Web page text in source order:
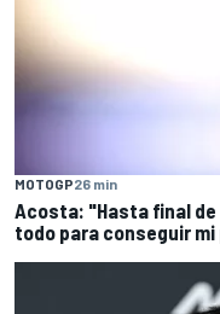
MOTOGP26 min
Acosta: "Hasta final de
todo para conseguir